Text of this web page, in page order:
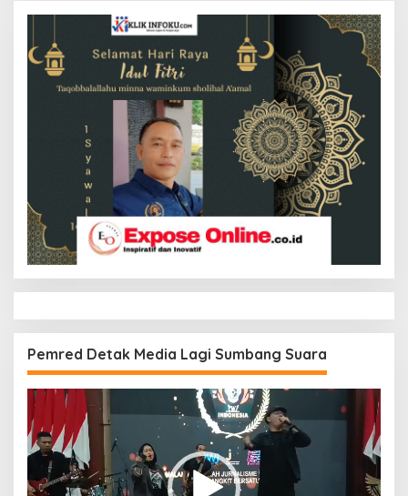
Pemred Detak Media Lagi Sumbang Suara
Pemutar
Video